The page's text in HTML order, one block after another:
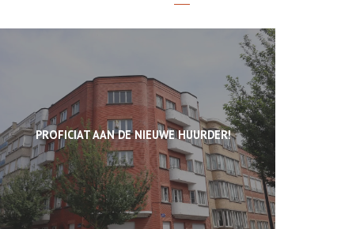
PROFICIAT AAN DE NIEUWE HUURDER!